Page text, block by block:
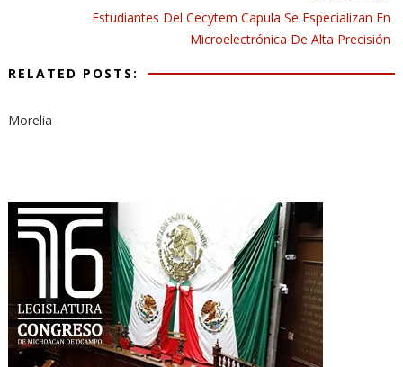
Estudiantes Del Cecytem Capula Se Especializan En
Microelectrónica De Alta Precisión
RELATED POSTS:
Morelia